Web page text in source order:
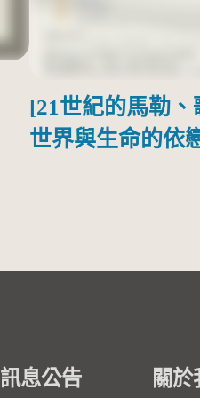
[21世紀的馬勒
世界與生命的依
訊息公告 關於